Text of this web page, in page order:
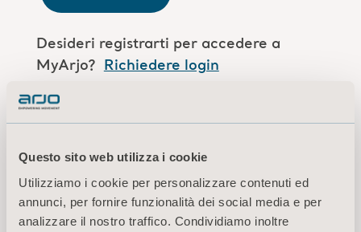
Questo sito web utilizza i cookie
Utilizziamo i cookie per personalizzare contenuti ed
annunci, per fornire funzionalità dei social media e per
analizzare il nostro traffico. Condividiamo inoltre
Desideri registrarti per accedere a
MyArjo? Richiedere login
Sei un collaboratore Arjo?
Termini di utilizzo
Informativa sulla privacy